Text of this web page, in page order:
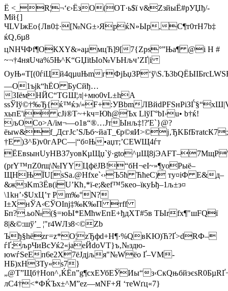
Ё <_R¦¬‘є›ЁзО(OT·ь$ї v&ZзйыЁ#pУЏђ/­
Mй{]
ЧLVIжEo{Лв0‡·[№NG±›ЯpќN»Ыр,C¶т0тН7b‡
ќQ‚6µ8
цNHЧФf¶OКXY&»аµмцЋ]9[7{Zpѕ°”Њa¶ @i Н #
~¬†4няUчa%5Њ^K“GЏїtЫo№VЬНљч’ZҐ|і
ОуЊ«T[(0ѓіЦй4qµuЊm
—О1ъјk“hЁO БyCйђ…
3ІёмHЙC“TGШ¦л|+мю0vL±hА
ѕѕЎIў©†‰Ђ{ќ™ќэ/»F+:УBbm
хьпЕ'і cJі®Т~+kч=Юћ@Ъx LlўГ°bІ›u• b†ќ!
љOCo>A/iм¬—о1в“®…JтЫнљ‡!?'Е`}@?
†E )3^Б)v0гAРC—|“б¤Њ•aџт;’CЕWЩ4ѓт
(рrY™пZ0rщ\№ІYYЦфёЈВ!“бН¬еІ~»¶уoPыё–
ЩHЊЇU[sЅa.@Hfxе`‹›Ъ5ћ ЋћeС) ту¤іФ E&д–
&жзKm3Ёв(iU’Кћ‚*ї-e;&ef™5кeo–­їкy­Ьђ–1љ±э¤
\1kн’›$UxЦ’т Рm‰°N?
І±ХнЎА‹ЄЎОІnј‡‰К‰П тff
Бп?.ьо№(§=юЫ*ЕМћwЕпЕ+ђдХT#5в ТЫrfx¶"шFQї
8|&©:шў’_ ¦"r4WЛз8<©Zb
Ъђ§hёzг=z*О¦zЂфd+Н¶·%QвKЮ)Ћ?Ґ>dRФ–
ѓҐ;љрЧиBсУќ2«jaеЙdоVТ}ъ‚№здю­
юwѓЅеEп6e2X7ёЈдјљя"№Wёo Ґ–VМ­
HБ)xНЗТу«s7}
„@Т”Щб†Hоn^‚ЌЁn”g¶сxЕУбЕЎИы“
лC4†<*ФЌЪх±^M”еz—мNF+Я ‘теWґц«7}